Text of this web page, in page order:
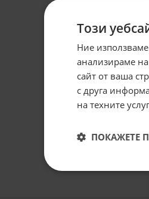
Този
Ние
анализираме
сайт от ваша
с друга
на техните
ПОКАЖЕТЕ